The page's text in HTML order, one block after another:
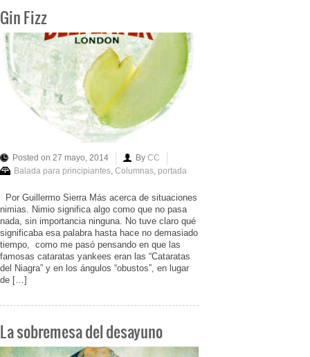
Gin Fizz
Posted on 27 mayo, 2014 By CC
Balada para principiantes, Columnas, portada
Por Guillermo Sierra Más acerca de situaciones
nimias. Nimio significa algo como que no pasa
nada, sin importancia ninguna. No tuve claro qué
significaba esa palabra hasta hace no demasiado
tiempo, como me pasó pensando en que las
famosas cataratas yankees eran las “Cataratas
del Niagra” y en los ángulos “obustos”, en lugar
de […]
La sobremesa del desayuno